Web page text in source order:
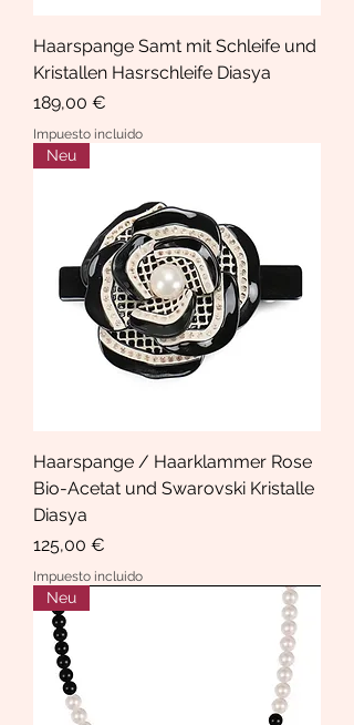
Haarspange Samt mit Schleife und
Kristallen Hasrschleife Diasya
Precio
189,00 €
Impuesto incluido
Neu
Haarspange / Haarklammer Rose
Bio-Acetat und Swarovski Kristalle
Diasya
Precio
125,00 €
Impuesto incluido
Neu